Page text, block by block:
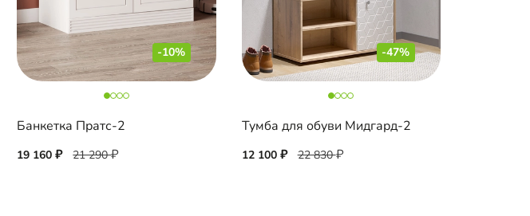
-10%
Банкетка Пратс-2
19 160 21 290
-47%
Тумба для обуви Мидгард-2
12 100 22 830